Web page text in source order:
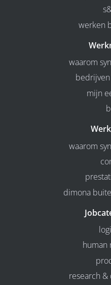
werken
waarom
mijn
waarom
dimona
human
research